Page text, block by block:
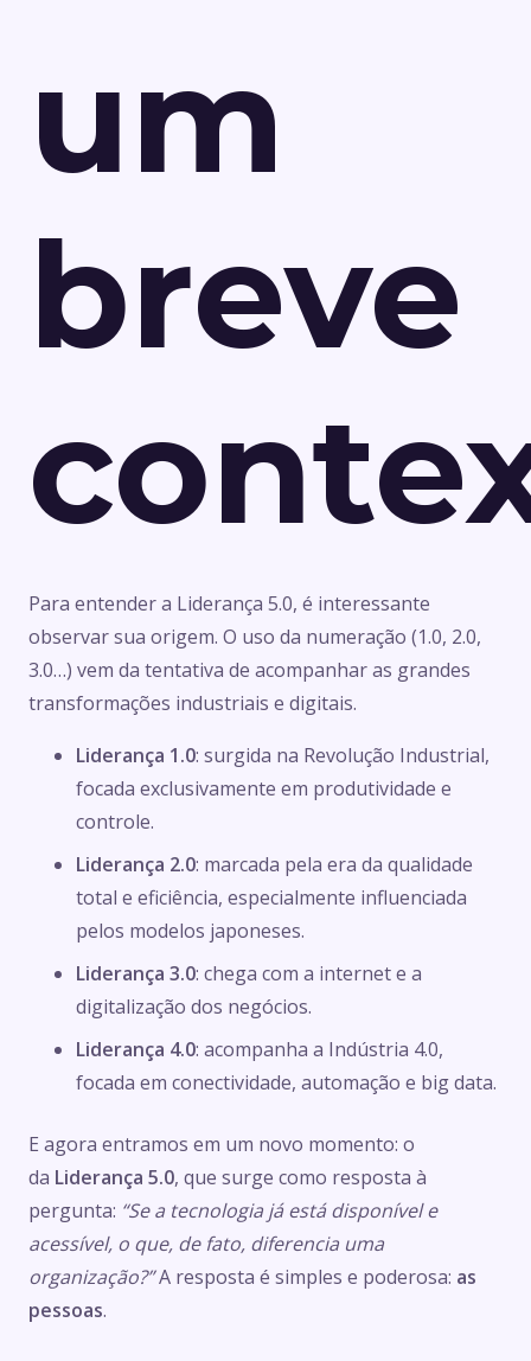
um
breve
Para entender a Liderança 5.0, é interessante
observar sua origem. O uso da numeração (1.0, 2.0,
3.0…) vem da tentativa de acompanhar as grandes
transformações industriais e digitais.
Liderança 1.0: surgida na Revolução Industrial,
focada exclusivamente em produtividade e
controle.
Liderança 2.0: marcada pela era da qualidade
total e eficiência, especialmente influenciada
pelos modelos japoneses.
Liderança 3.0: chega com a internet e a
digitalização dos negócios.
Liderança 4.0: acompanha a Indústria 4.0,
focada em conectividade, automação e big data.
E agora entramos em um novo momento: o
da Liderança 5.0, que surge como resposta à
pergunta: “Se a tecnologia já está disponível e
acessível, o que, de fato, diferencia uma
organização?”A resposta é simples e poderosa: as
pessoas.